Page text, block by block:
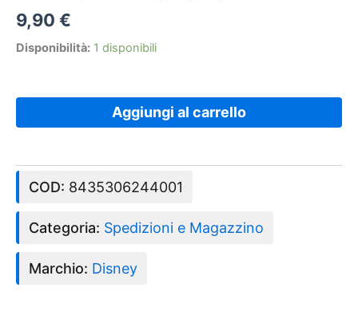
9,90 €
Disponibilità: 1 disponibili
Aggiungi al carrello
COD: 8435306244001
Categoria: Spedizioni e Magazzino
Marchio: Disney